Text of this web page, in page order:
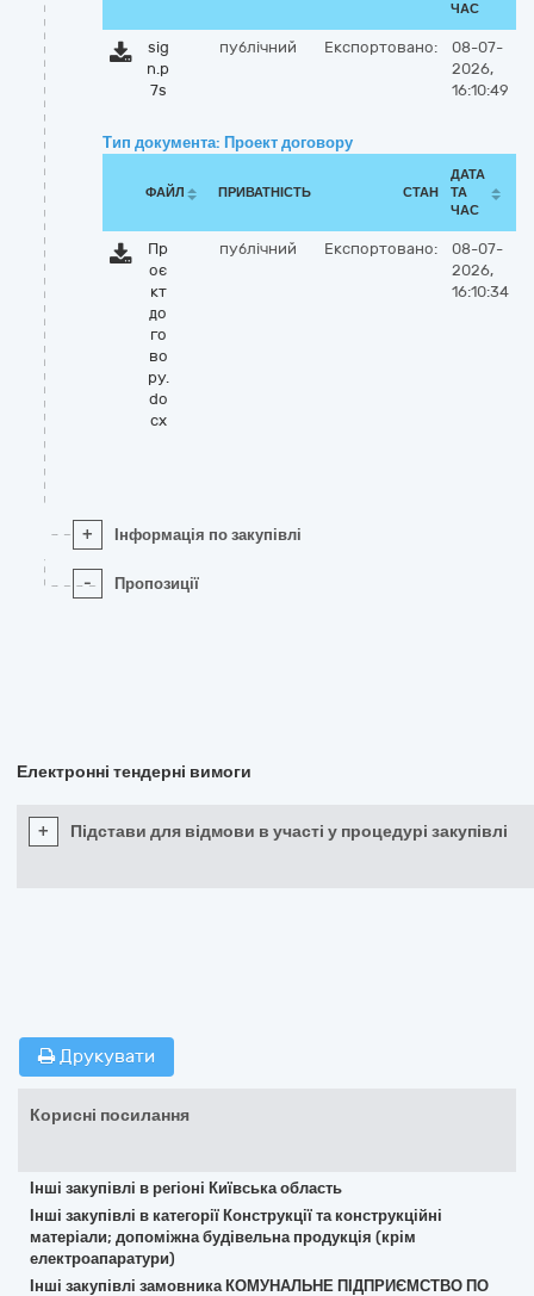
ЧАС
sig
n.p
7s
публічний Експортовано:
08-07-
2026,
16:10:49
Тип документа: Проект договору
ФАЙЛ ПРИВАТНІСТЬ СТАН
ДАТА
ТА
ЧАС
Пр
оє
кт
до
го
во
ру.
do
cx
публічний Експортовано:
08-07-
2026,
16:10:34
+ Інформація по закупівлі
- Пропозиції
Електронні тендерні вимоги
+ Підстави для відмови в участі у процедурі закупівлі
Друкувати
Корисні посилання
Інші закупівлі в регіоні Київська область
Інші закупівлі в категорії Конструкції та конструкційні
матеріали; допоміжна будівельна продукція (крім
електроапаратури)
Інші закупівлі замовника КОМУНАЛЬНЕ ПІДПРИЄМСТВО ПО